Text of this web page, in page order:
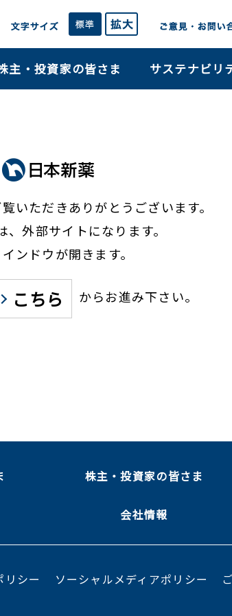
主・投資家の皆さま サステナビリ
いただきありがとうございます。
、外部サイトになります。
ンドウが開きます。
こちら からお進み下さい。
株主・投資家の皆さま
会社情報
リシー ソーシャルメディアポリシー